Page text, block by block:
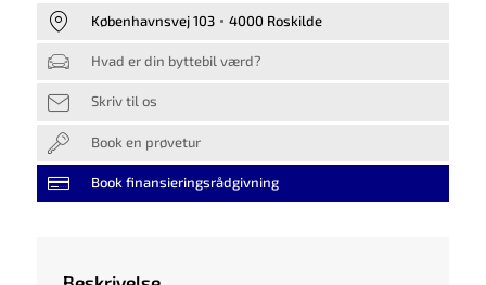
Københavnsvej 103 4000 Roskilde
Hvad er din byttebil værd?
Skriv til os
Book en prøvetur
Book finansieringsrådgivning